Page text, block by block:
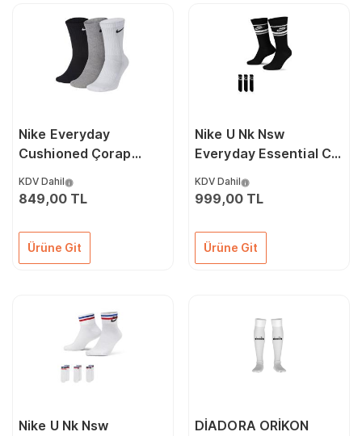
Nike Everyday
Cushioned Çorap
KDV Dahil
849,00 TL
Ürüne Git
Nike U Nk Nsw
Everyday Essential Cr
DX5089-010 Siyah
KDV Dahil
999,00 TL
Ürüne Git
Nike U Nk Nsw
DİADORA ORİKON